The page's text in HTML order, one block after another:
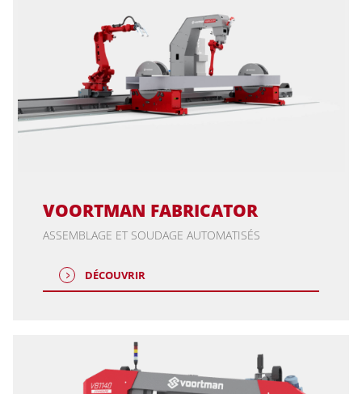
VOORTMAN FABRICATOR
ASSEMBLAGE ET SOUDAGE AUTOMATISÉS
DÉCOUVRIR